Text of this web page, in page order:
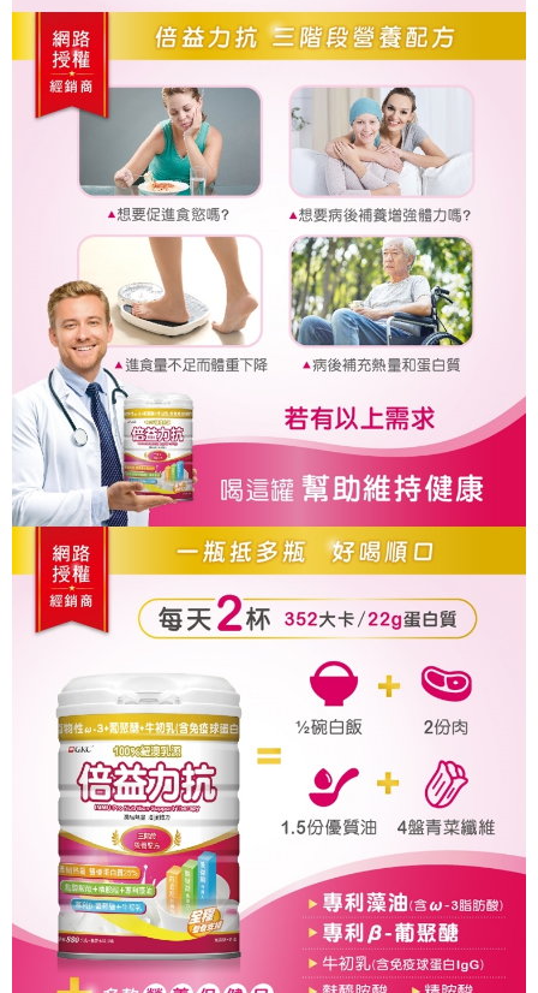
https://aftee.tw/terms/#terms3
３．未成年的使用者請事先徵得法定代理人或監護人之同意方可使用
「AFTEE先享後付」，若未經同意申辦者引起之損失，本公司不負相關責
任。
４．使用「AFTEE先享後付」時，將依據個別帳號之用戶狀況，依本公司即
時審查核予不同之上限額度；若仍有額度不足之情形，本公司將視審查結果
請求用戶進行身份認證。
５．嚴禁一人註冊多個帳號或使用他人資訊註冊。若發現惡意使用之情形，
恩沛科技股份有限公司將有權停止該用戶之使用額度並採取法律行動。